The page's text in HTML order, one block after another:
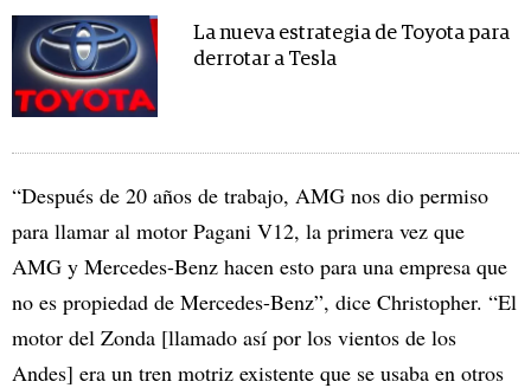
La nueva estrategia de Toyota para
derrotar a Tesla
“Después de 20 años de trabajo, AMG nos dio permiso
para llamar al motor Pagani V12, la primera vez que
AMG y Mercedes-Benz hacen esto para una empresa que
no es propiedad de Mercedes-Benz”, dice Christopher. “El
motor del Zonda [llamado así por los vientos de los
Andes] era un tren motriz existente que se usaba en otros